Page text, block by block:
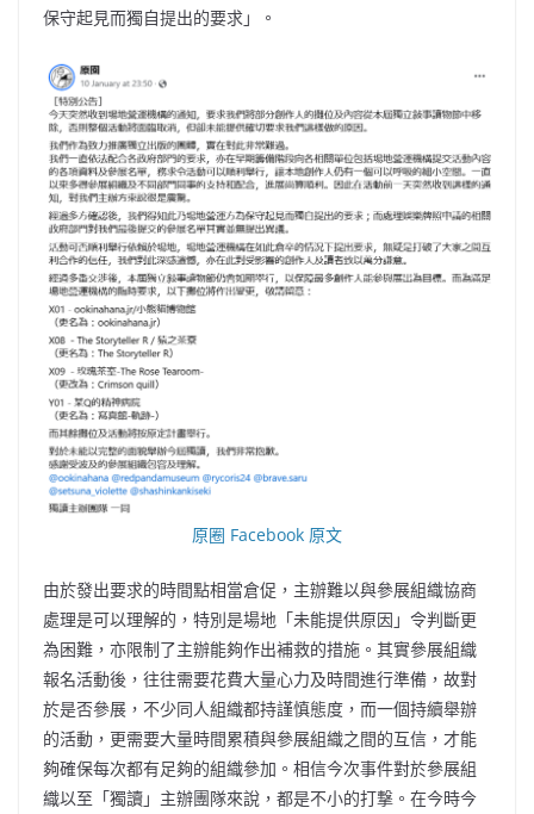
保守起見而獨自提出的要求」。
原圈 Facebook 原文
由於發出要求的時間點相當倉促，主辦難以與參展組織協商
處理是可以理解的，特別是場地「未能提供原因」令判斷更
為困難，亦限制了主辦能夠作出補救的措施。其實參展組織
報名活動後，往往需要花費大量心力及時間進行準備，故對
於是否參展，不少同人組織都持謹慎態度，而一個持續舉辦
的活動，更需要大量時間累積與參展組織之間的互信，才能
夠確保每次都有足夠的組織參加。相信今次事件對於參展組
織以至「獨讀」主辦團隊來說，都是不小的打撃。在今時今